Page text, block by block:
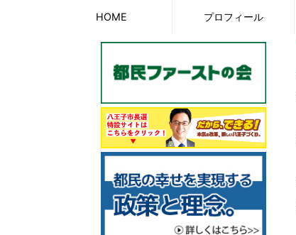
HOME プロフィール